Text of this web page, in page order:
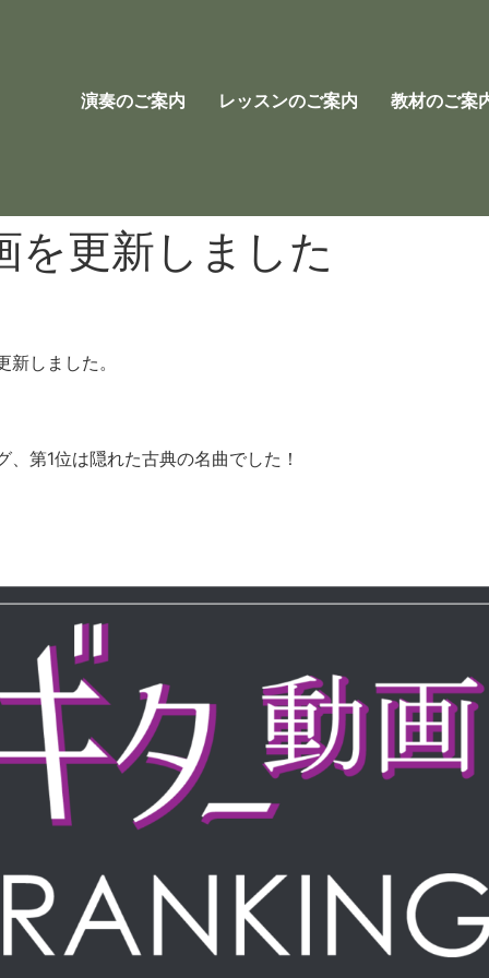
演奏のご案内 レッスンのご案内 教材のご案
を更新しました
しました。
第1位は隠れた古典の名曲でした！